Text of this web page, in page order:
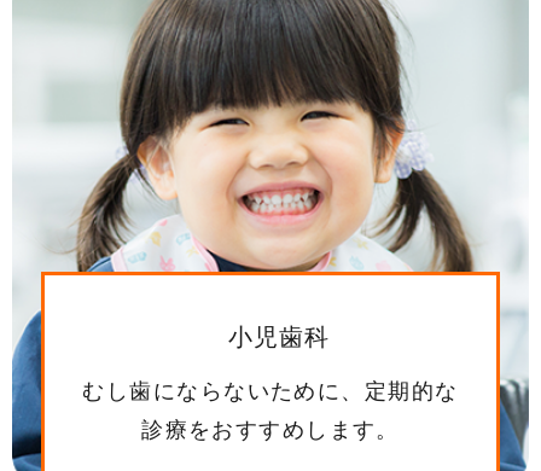
小児歯科
むし歯にならないために、定期的な
診療をおすすめします。